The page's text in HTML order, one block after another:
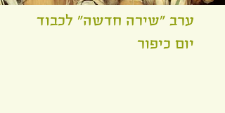
ערב "שירה חדשה" לכבוד
יום כיפור